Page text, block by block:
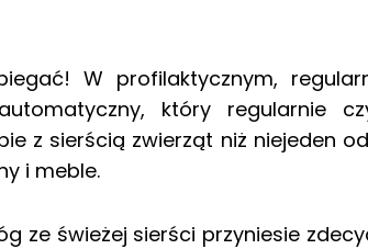
W profilaktycznym,
który regularnie
z sierścią zwierząt niż niejeden
i meble.
ze świeżej sierści przyniesie